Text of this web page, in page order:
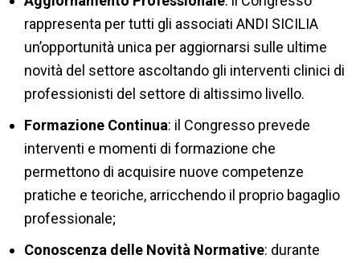
rappresenta per tutti gli associati ANDI SICILIA
un’opportunità unica per aggiornarsi sulle ultime
novità del settore ascoltando gli interventi clinici di
professionisti del settore di altissimo livello.
Formazione Continua: il Congresso prevede
interventi e momenti di formazione che
permettono di acquisire nuove competenze
pratiche e teoriche, arricchendo il proprio bagaglio
professionale;
Conoscenza delle Novità Normative: durante